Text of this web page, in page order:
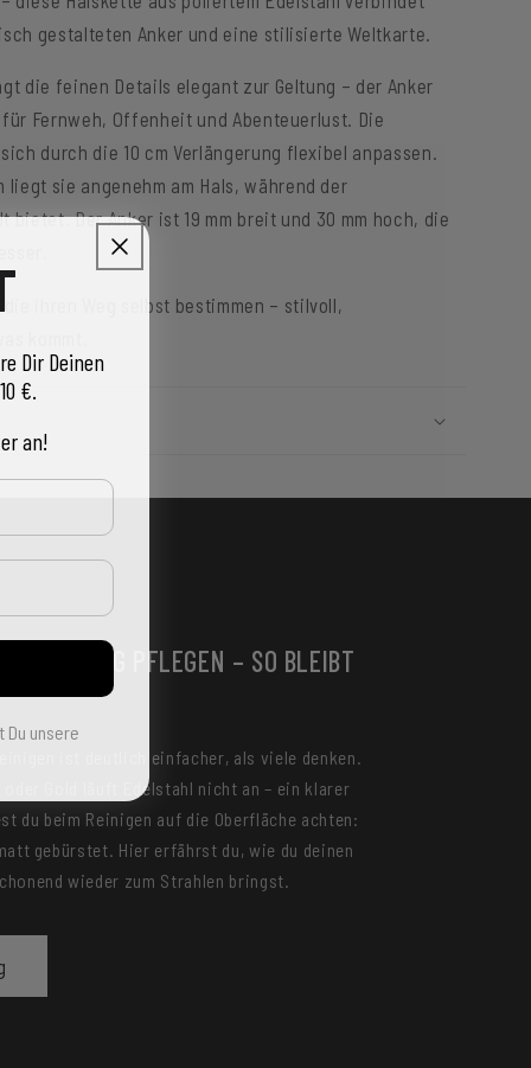
gestalteten Anker und eine stilisierte Weltkarte.
die feinen Details elegant zur Geltung – der Anker
Fernweh, Offenheit und Abenteuerlust. Die
durch die 10 cm Verlängerung flexibel anpassen.
liegt sie angenehm am Hals, während der
Der Anker ist 19 mm breit und 30 mm hoch, die
ihren Weg selbst bestimmen – stilvoll,
RICHTIG PFLEGEN – SO BLEIBT
ist deutlich einfacher, als viele denken.
oder Gold läuft Edelstahl nicht an – ein klarer
du beim Reinigen auf die Oberfläche achten:
gebürstet. Hier erfährst du, wie du deinen
wieder zum Strahlen bringst.
Dir Deinen
€.
an!
unsere